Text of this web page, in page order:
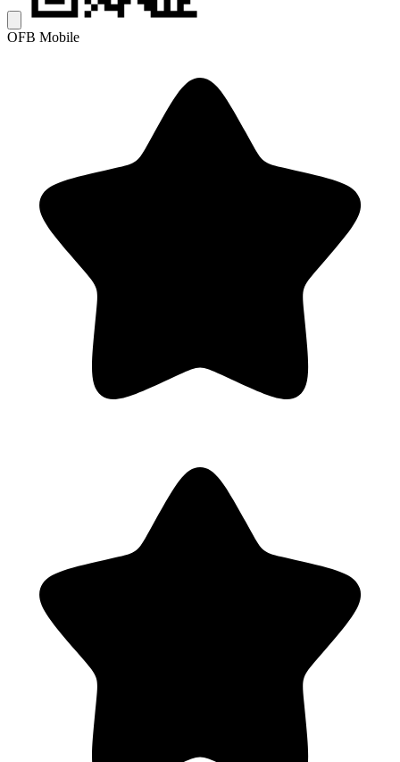
OFB Mobile